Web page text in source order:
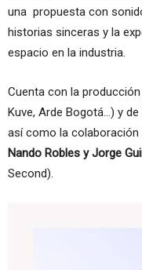
una propuesta con
historias sinceras y la
espacio en la industria.
Cuenta con la producción
Kuve, Arde Bogotá…) y de
así como la colaboración
Nando Robles y Jorge
Second).